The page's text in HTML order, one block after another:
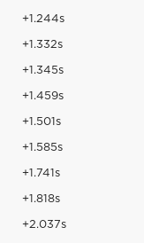
+1.244s
+1.332s
+1.345s
+1.459s
+1.501s
+1.585s
+1.741s
+1.818s
+2.037s